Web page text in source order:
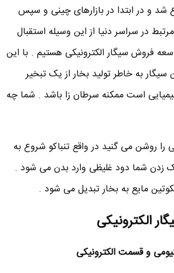
شد و در ابتدا در بازارهای چینی و سپس
در سراسر دنیا از این وسیله استقبال
فروش سیگار الکترونیکی هستیم . با این
به خاطر تولید بخار از یک تبخیر
است ممکنه سرطان زا باشد . شما چه
روشن می گنید در واقع تنباکو شروع به
زدن شما دود غلیظی وارد بدن می شود .
مایع به بخار تبدیل می شود .
الکترونیکی